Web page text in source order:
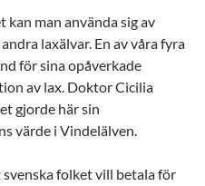
kan man använda sig av
laxälvar. En av våra fyra
för sina opåverkade
av lax. Doktor Cicilia
gjorde här sin
värde i Vindelälven.
folket vill betala för